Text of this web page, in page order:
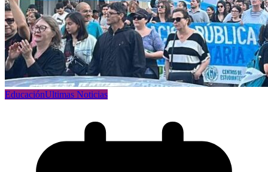
EducaciónUltimas Noticias